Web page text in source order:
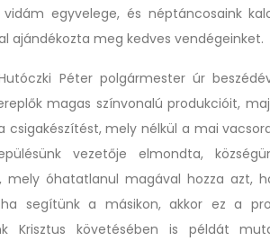
vidám egyvelege, és néptáncosaink
ajándékozta meg kedves vendégeinket.
Péter polgármester úr
magas színvonalú produkcióit,
csigakészítést, mely nélkül a mai
vezetője elmondta,
mely óhatatlanul magával hozza azt,
segítünk a másikon, akkor ez a
Krisztus követésében is példát